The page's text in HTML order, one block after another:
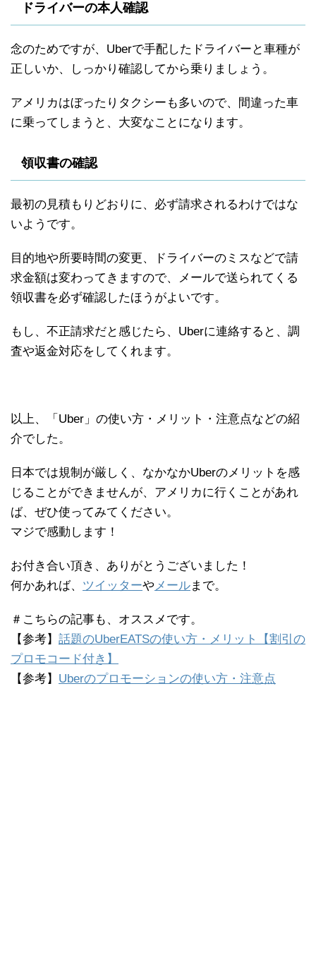
ドライバーの本人確認
念のためですが、Uberで手配したドライバーと車種が
正しいか、しっかり確認してから乗りましょう。
アメリカはぼったりタクシーも多いので、間違った車
に乗ってしまうと、大変なことになります。
領収書の確認
最初の見積もりどおりに、必ず請求されるわけではな
いようです。
目的地や所要時間の変更、ドライバーのミスなどで請
求金額は変わってきますので、メールで送られてくる
領収書を必ず確認したほうがよいです。
もし、不正請求だと感じたら、Uberに連絡すると、調
査や返金対応をしてくれます。
以上、「Uber」の使い方・メリット・注意点などの紹
介でした。
日本では規制が厳しく、なかなかUberのメリットを感
じることができませんが、アメリカに行くことがあれ
ば、ぜひ使ってみてください。
マジで感動します！
お付き合い頂き、ありがとうございました！
何かあれば、 ツイッターやメールまで。
＃こちらの記事も、オススメです。
【参考】 話題のUberEATSの使い方・メリット【割引の
プロモコード付き】
【参考】 Uberのプロモーションの使い方・注意点